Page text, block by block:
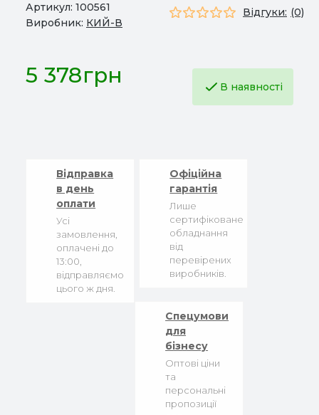
Артикул: 100561
Виробник: КИЙ-В
Відгуки: (0)
5 378грн В наявності
Відправка
в день
оплати
Усі
замовлення,
оплачені до
13:00,
відправляємо
цього ж дня.
Офіційна
гарантія
Лише
сертифіковане
обладнання
від
перевірених
виробників.
Спецумови
для
бізнесу
Оптові ціни
та
персональні
пропозиції